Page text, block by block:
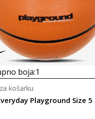
boja:1
Playground Size 5
košarku